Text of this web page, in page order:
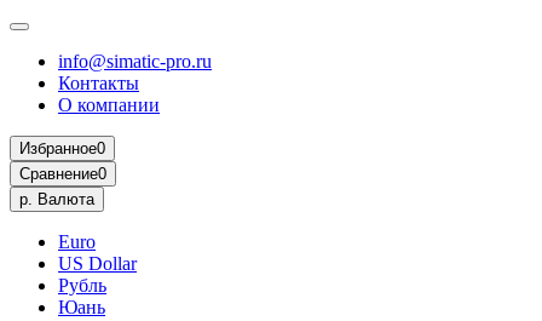
info@simatic-pro.ru
Контакты
О компании
Избранное0
Сравнение0
р. Валюта
Euro
US Dollar
Рубль
Юань